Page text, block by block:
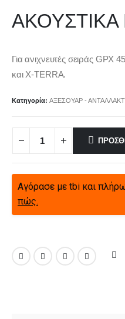
ΑΚΟΥΣΤΙΚΑ
Για ανιχνευτές σειράς GPX
και X-TERRA.
Κατηγορία: ΑΞΕΣΟΥΑΡ -
Αγόρασε με tbi και
πώς.